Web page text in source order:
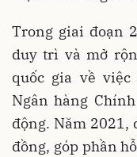
Trong giai đoạn
duy trì và mở
quốc gia về
Ngân hàng
động. Năm 2021,
đồng, góp phần